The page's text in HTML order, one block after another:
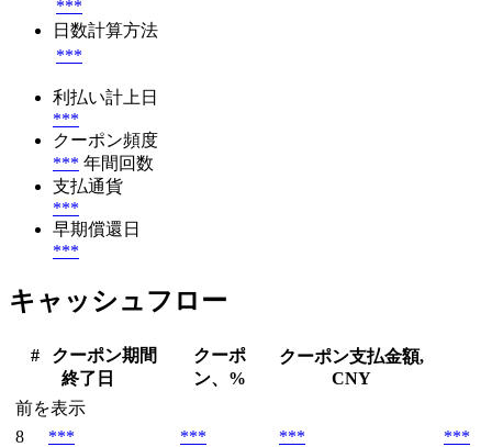
***
日数計算方法
***
利払い計上日
***
クーポン頻度
*** 年間回数
支払通貨
***
早期償還日
***
キャッシュフロー
#
クーポン期間
終了日
クーポ
ン、%
クーポン支払金額,
CNY
前を表示
8
*** *** ***
***